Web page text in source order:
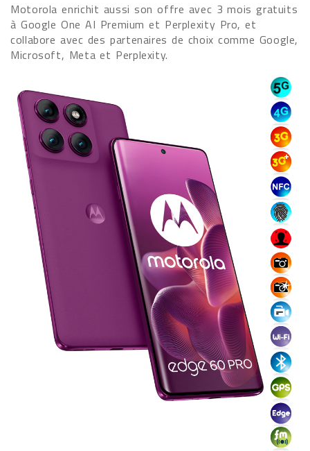
Motorola enrichit aussi son offre avec 3 mois gratuits
à Google One AI Premium et Perplexity Pro, et
collabore avec des partenaires de choix comme Google,
Microsoft, Meta et Perplexity.